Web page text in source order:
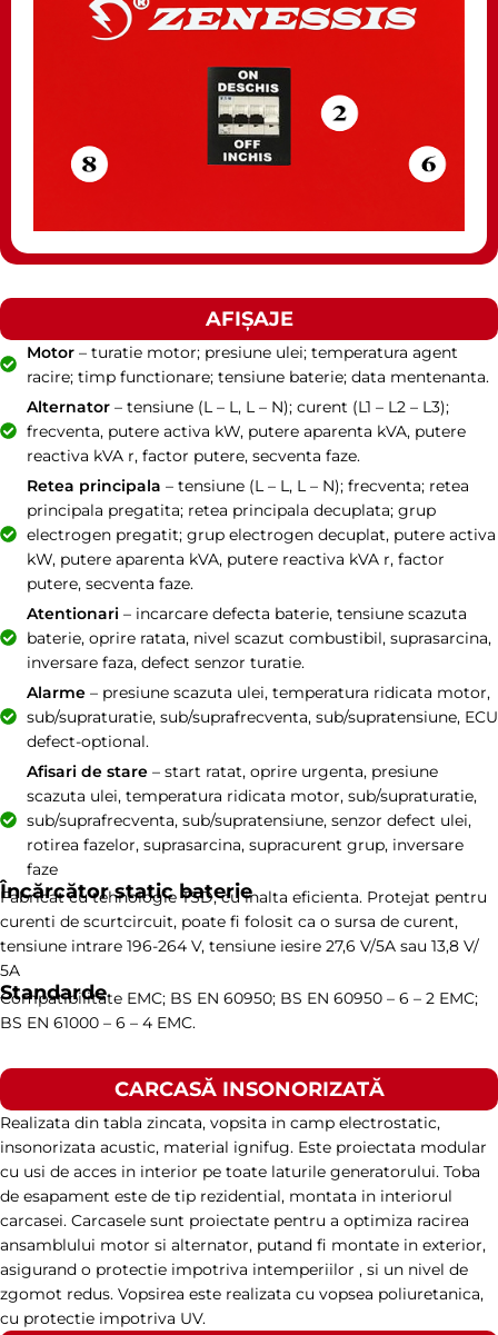
AFIȘAJE
Motor– turatie motor; presiune ulei; temperatura agent
racire; timp functionare; tensiune baterie; data mentenanta.
Alternator– tensiune (L – L, L – N); curent (L1 – L2 – L3);
frecventa, putere activa kW, putere aparenta kVA, putere
reactiva kVA r, factor putere, secventa faze.
Retea principala – tensiune (L – L, L – N); frecventa; retea
principala pregatita; retea principala decuplata; grup
electrogen pregatit; grup electrogen decuplat, putere activa
kW, putere aparenta kVA, putere reactiva kVA r, factor
putere, secventa faze.
Atentionari – incarcare defecta baterie, tensiune scazuta
baterie, oprire ratata, nivel scazut combustibil, suprasarcina,
inversare faza, defect senzor turatie.
Alarme– presiune scazuta ulei, temperatura ridicata motor,
sub/supraturatie, sub/suprafrecventa, sub/supratensiune, ECU
defect-optional.
Afisari de stare– start ratat, oprire urgenta, presiune
scazuta ulei, temperatura ridicata motor, sub/supraturatie,
sub/suprafrecventa, sub/supratensiune, senzor defect ulei,
rotirea fazelor, suprasarcina, supracurent grup, inversare
faze
Încărcător static baterie
Fabricat cu tehnologie TSD, cu inalta eficienta. Protejat pentru
curenti de scurtcircuit, poate fi folosit ca o sursa de curent,
tensiune intrare 196-264 V, tensiune iesire 27,6 V/5A sau 13,8 V/
5A
Standarde
Compatibilitate EMC; BS EN 60950; BS EN 60950 – 6 – 2 EMC;
BS EN 61000 – 6 – 4 EMC.
CARCASĂ INSONORIZATĂ
Realizata din tabla zincata, vopsita in camp electrostatic,
insonorizata acustic, material ignifug. Este proiectata modular
cu usi de acces in interior pe toate laturile generatorului. Toba
de esapament este de tip rezidential, montata in interiorul
carcasei. Carcasele sunt proiectate pentru a optimiza racirea
ansamblului motor si alternator, putand fi montate in exterior,
asigurand o protectie impotriva intemperiilor , si un nivel de
zgomot redus. Vopsirea este realizata cu vopsea poliuretanica,
cu protectie impotriva UV.